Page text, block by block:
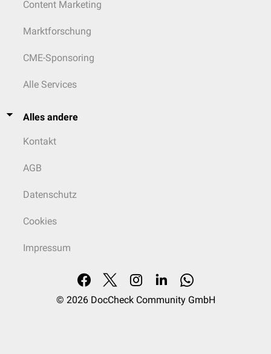
Content Marketing
Marktforschung
CME-Sponsoring
Alle Services
Alles andere
Kontakt
AGB
Datenschutz
Cookies
Impressum
© 2026 DocCheck Community GmbH